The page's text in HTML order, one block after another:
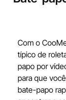
Com o
típico de
papo por
para que
bate-papo